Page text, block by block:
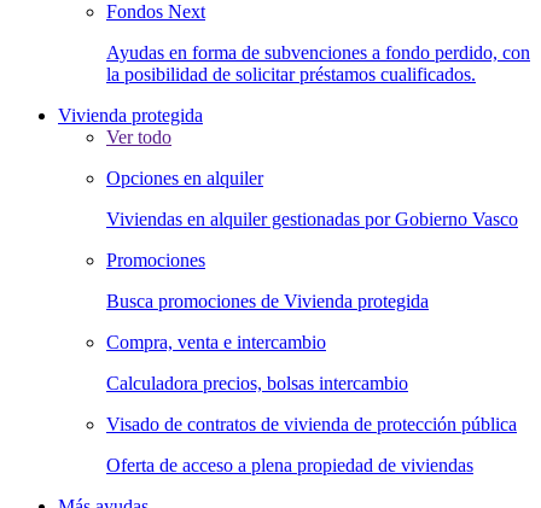
Fondos Next
Ayudas en forma de subvenciones a fondo perdido, con
la posibilidad de solicitar préstamos cualificados.
Vivienda protegida
Ver todo
Opciones en alquiler
Viviendas en alquiler gestionadas por Gobierno Vasco
Promociones
Busca promociones de Vivienda protegida
Compra, venta e intercambio
Calculadora precios, bolsas intercambio
Visado de contratos de vivienda de protección pública
Oferta de acceso a plena propiedad de viviendas